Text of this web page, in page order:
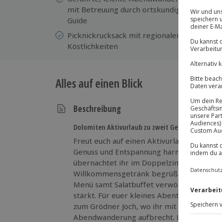
mit Betreuung durch ortskundigen
Guide
Picknickrucksack mit regionalen
Köstlichkeiten
Alles auf einen Blick
Beschreibung
Dolomiten Aktivurlaub zu zweit Genuss Wellness
Freut euch auf einen Aktivurlaub in den
Genuss und Entspannung harmonisch
übernachtet ihr im Doppelzimmer,
Willkommensgetränk begrüßt und lasst
Menü samt Salatbuffet verwöhnen, bevor
stärkt. Für euer kleines Abenteuer bringt
zum Grödner Joch, wo ihr mit einem
Abendwanderung aufbrecht. Im